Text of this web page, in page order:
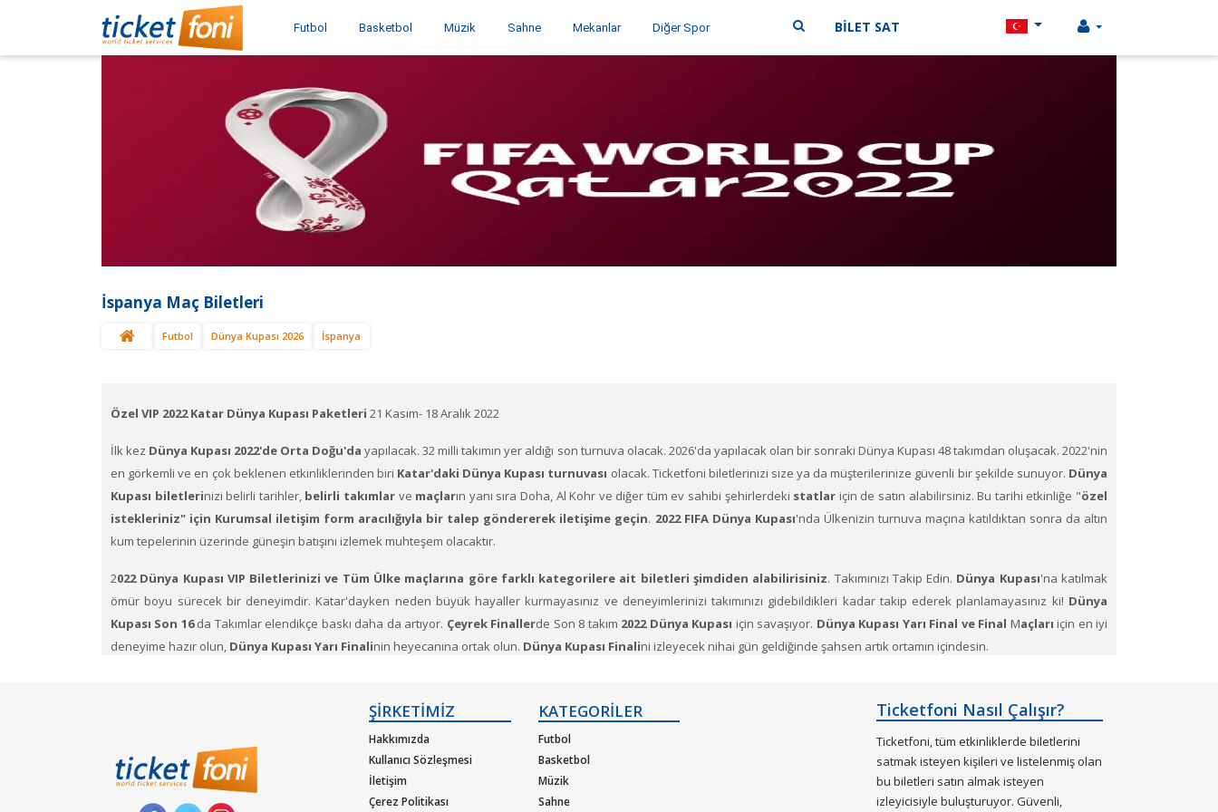
Futbol Basketbol Müzik Sahne Mekanlar Diğer Spor BİLET SAT
İspanya Maç Biletleri
Futbol Dünya Kupası 2026 İspanya
Özel VIP 2022 Katar Dünya Kupası Paketleri 21 Kasım- 18 Aralık 2022
İlk kez Dünya Kupası 2022'de Orta Doğu'da yapılacak. 32 milli takımın yer aldığı son turnuva olacak. 2026'da yapılacak olan bir sonraki Dünya Kupası 48 takımdan oluşacak. 2022'nin
en görkemli ve en çok beklenen etkinliklerinden biri Katar'daki Dünya Kupası turnuvası olacak. Ticketfoni biletlerinizi size ya da müşterilerinize güvenli bir şekilde sunuyor. Dünya
Kupası biletlerinizi belirli tarihler,belirli takımlarve maçların yanı sıra Doha, Al Kohr ve diğer tüm ev sahibi şehirlerdeki statlar için de satın alabilirsiniz. Bu tarihi etkinliğe "özel
istekleriniz" için Kurumsal iletişim form aracılığıyla bir talep göndererek iletişime geçin. 2022 FIFA Dünya Kupası'nda Ülkenizin turnuva maçına katıldıktan sonra da altın
kum tepelerinin üzerinde güneşin batışını izlemek muhteşem olacaktır.
2022 Dünya Kupası VIP Biletlerinizi ve Tüm Ülke maçlarına göre farklı kategorilere ait biletleri şimdiden alabilirisiniz. Takımınızı Takip Edin. Dünya Kupası'na katılmak
ömür boyu sürecek bir deneyimdir. Katar'dayken neden büyük hayaller kurmayasınız ve deneyimlerinizi takımınızı gidebildikleri kadar takip ederek planlamayasınız ki! Dünya
Kupası Son 16da Takımlar elendikçe baskı daha da artıyor. Çeyrek Finallerde Son 8 takım 2022 Dünya Kupası için savaşıyor. Dünya Kupası Yarı Final ve Final Maçları için en iyi
deneyime hazır olun, Dünya Kupası Yarı Finalinin heyecanına ortak olun. Dünya Kupası Finalini izleyecek nihai gün geldiğinde şahsen artık ortamın içindesin.
Dünyanın en büyük spor etkinliğini bu statlarda yaşayın. Dünyanın en prestijli ve merakla beklenen uluslararası futbol müsabakası geri döndü 2022'yi kendiniz için Dünya Kupası'nı
eleme maçları için FIFA Dünya Kupası biletlerinizi güvenli bir şekilde satın alabilirsiniz. Favori takımlarınızı takip etmek ve bu eşsiz ve güzel ülkeyi ziyaret etmek için bu
inanılmaz fırsattan yararlanın.
ŞİRKETİMİZ
Hakkımızda
Kullanıcı Sözleşmesi
İletişim
Çerez Politikası
KATEGORİLER
Futbol
Basketbol
Müzik
Sahne
Ticketfoni Nasıl Çalışır?
Ticketfoni, tüm etkinliklerde biletlerini
satmak isteyen kişileri ve listelenmiş olan
bu biletleri satın almak isteyen
izleyicisiyle buluşturuyor. Güvenli,